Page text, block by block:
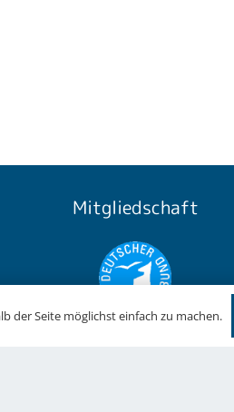
Mitgliedschaft
Die RiesenSchnauzerNothilfe ist
der Seite möglichst einfach zu machen.